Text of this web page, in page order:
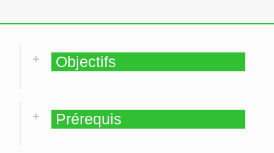
Objectifs
Prérequis